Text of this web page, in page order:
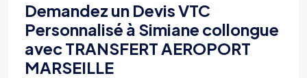
Demandez un Devis VTC
Personnalisé à Simiane collongue
avec TRANSFERT AEROPORT
MARSEILLE